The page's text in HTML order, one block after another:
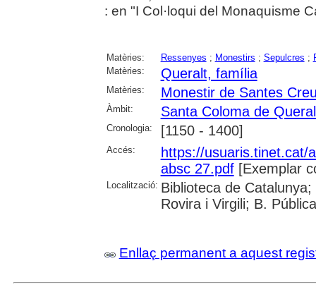
: en "I Col·loqui del Monaquisme
Matèries: Ressenyes ; Monestirs ; Sepulcres ;
Matèries:
Queralt, família
Matèries: Monestir de Santes
Àmbit: Santa Coloma de
Cronologia: [1150 - 1400]
Accés:
https://usuaris.tinet.cat/
absc 27.pdf[Exemplar
Localització: Biblioteca de
Rovira i Virgili; B.
Enllaç permanent a aquest